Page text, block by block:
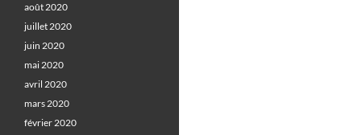
août 2020
juillet 2020
juin 2020
mai 2020
avril 2020
mars 2020
février 2020